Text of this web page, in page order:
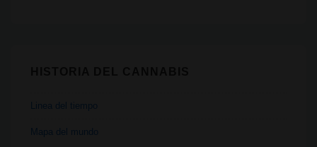
Linea del tiempo
Mapa del mundo